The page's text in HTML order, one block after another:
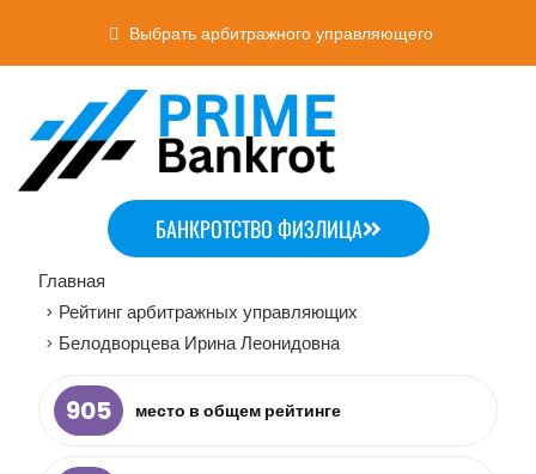
Выбрать арбитражного управляющего
БАНКРОТСТВО ФИЗЛИЦА
Главная
> Рейтинг арбитражных управляющих
> Белодворцева Ирина Леонидовна
905 место в общем рейтинге